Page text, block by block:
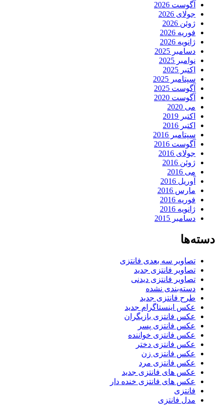
آگوست 2026
جولای 2026
ژوئن 2026
فوریه 2026
ژانویه 2026
دسامبر 2025
نوامبر 2025
اکتبر 2025
سپتامبر 2025
آگوست 2025
آگوست 2020
می 2020
اکتبر 2019
اکتبر 2016
سپتامبر 2016
آگوست 2016
جولای 2016
ژوئن 2016
می 2016
آوریل 2016
مارس 2016
فوریه 2016
ژانویه 2016
دسامبر 2015
دسته‌ها
تصاویر سه بعدی فانتزی
تصاویر فانتزی جدید
تصاویر فانتزی دیدنی
دسته‌بندی نشده
طرح فانتزی جدید
عکس اینستاگرام جدید
عکس فانتزی بازیگران
عکس فانتزی پسر
عکس فانتزی خواننده
عکس فانتزی دختر
عکس فانتزی زن
عکس فانتزی مرد
عکس های فانتزی جدید
عکس های فانتزی خنده دار
فانتزی
مدل فانتزی